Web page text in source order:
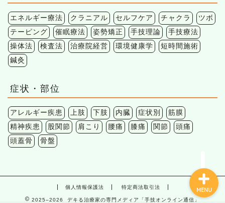
エネルギー療法 クラニアル セルフケア チャクラ
ツボ
テーピング
催眠療法 姿勢矯正 手技理論
手技療法
操体法
検査法 治療院経営 環境健康学
短時間施術
鍼灸
症状・部位
アレルギー疾患 上肢 下肢 内臓 症状別
筋膜
精神疾患
股関節 肩こり 腰痛 膝痛 関節
頭痛
頭蓋骨
骨盤
個人情報保護法 特定商法取引法
2025–2026 デキる治療家の専門メディア「手技オンライン通信」
MENU